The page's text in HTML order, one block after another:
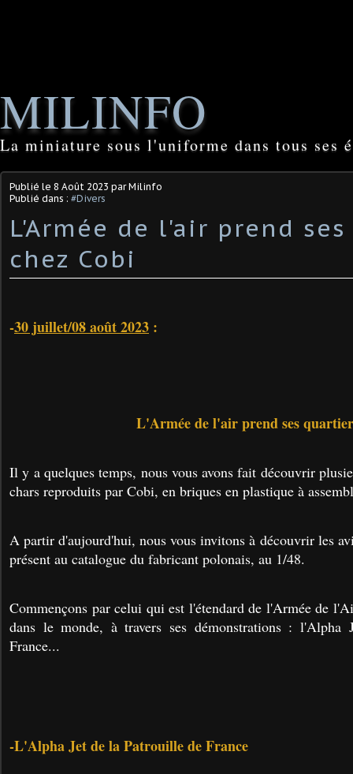
MILINFO
La miniature sous l'uniforme dans tous ses
Publié le 8 Août 2023 par Milinfo
Publié dans : #Divers
L'Armée de l'air prend
chez Cobi
-30 juillet/08 août 2023 :
L'Armée de l'air prend ses
Il y a quelques temps, nous vous avons fait découvrir
chars reproduits par Cobi, en briques en plastique à
A partir d'aujourd'hui, nous vous invitons à découvrir les
présent au catalogue du fabricant polonais, au 1/48.
Commençons par celui qui est l'étendard de l'Armée de
dans le monde, à travers ses démonstrations :
France...
-L'Alpha Jet de la Patrouille de France